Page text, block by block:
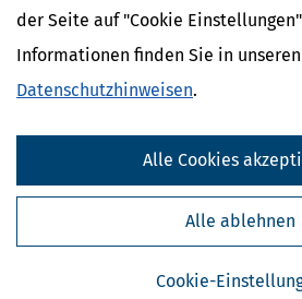
der Seite auf "Cookie
Informationen finden Sie in unseren
Datenschutzhinweisen.
Cookie-
Alle ablehnen
Alle Cookies
Ähnliche Themen
Beruf & Ausbildung
Vermögensplanung und Geldanlage
Geld im Alltag
Abfindung
Anwesenheitsprämien